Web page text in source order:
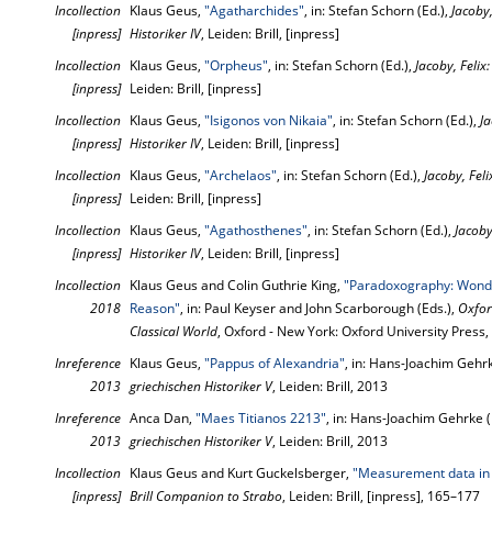
Incollection
[inpress]
Klaus Geus, "Agatharchides", in: Stefan Schorn (Ed.),
Historiker IV, Leiden: Brill, [inpress]
Incollection
[inpress]
Klaus Geus, "Orpheus", in: Stefan Schorn (Ed.), Jacoby,
Leiden: Brill, [inpress]
Incollection
[inpress]
Klaus Geus, "Isigonos von Nikaia", in: Stefan Schorn (Ed.),
Historiker IV, Leiden: Brill, [inpress]
Incollection
[inpress]
Klaus Geus, "Archelaos", in: Stefan Schorn (Ed.), Jacoby,
Leiden: Brill, [inpress]
Incollection
[inpress]
Klaus Geus, "Agathosthenes", in: Stefan Schorn (Ed.),
Historiker IV, Leiden: Brill, [inpress]
Incollection
2018
Klaus Geus and Colin Guthrie King, "Paradoxography:
Reason", in: Paul Keyser and John Scarborough (Eds.),
Classical World, Oxford - New York: Oxford University
Inreference
2013
Klaus Geus, "Pappus of Alexandria", in: Hans-Joachim
griechischen Historiker V, Leiden: Brill, 2013
Inreference
2013
Anca Dan, "Maes Titianos 2213", in: Hans-Joachim Gehrke
griechischen Historiker V, Leiden: Brill, 2013
Incollection
[inpress]
Klaus Geus and Kurt Guckelsberger, "Measurement data
Brill Companion to Strabo, Leiden: Brill, [inpress], 165–177